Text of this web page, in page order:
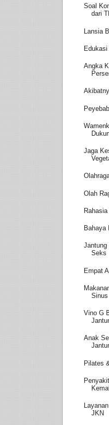
Soal
dari
Lansia
Angka
Jaga
Olah
Bahaya
Jantung
Seks
Empat
Sinus
Vino G
Anak
Pilates
JKN